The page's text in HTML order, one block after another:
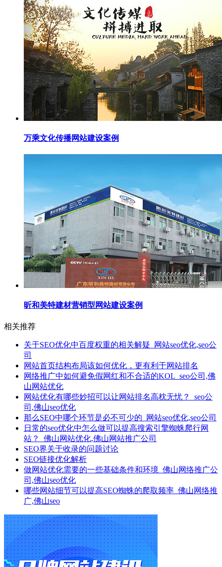
万乘文化传播网站建设案例
昕和美特建材营销型网站建设案例
相关推荐
关于SEO优化中百度权重的相关解疑_网站seo优化,seo公
司
网站首页结构布局该如何优化，更有利于网站排名
网络推广​中如何避免假网红和不合适的KOL_seo公司,佛
山网站优化
网站优化有哪些妙招可以让网站排名高枕无忧？_seo公
司,佛山seo优化
那么SEO中哪个环节是必不可少的_网站seo优化,seo公司
日常的seo优化中怎么做可以提高搜索引擎蜘蛛爬行网
站？_佛山网站优化,佛山网站推广公司
SEO界关于收录的问题讨论
SEO链接优化解析
做网站优化需要的一些基础条件和环境_佛山网络推广公
司,佛山seo优化
哪些网站细节可以提高SEO蜘蛛的爬取频率_佛山网络推
广,佛山seo